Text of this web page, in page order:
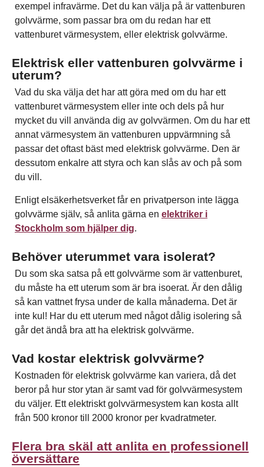
exempel infravärme. Det du kan välja på är vattenburen
golvvärme, som passar bra om du redan har ett
vattenburet värmesystem, eller elektrisk golvvärme.
Elektrisk eller vattenburen golvvärme i
uterum?
Vad du ska välja det har att göra med om du har ett
vattenburet värmesystem eller inte och dels på hur
mycket du vill använda dig av golvvärmen. Om du har ett
annat värmesystem än vattenburen uppvärmning så
passar det oftast bäst med elektrisk golvvärme. Den är
dessutom enkalre att styra och kan slås av och på som
du vill.
Enligt elsäkerhetsverket får en privatperson inte lägga
golvvärme själv, så anlita gärna en elektriker i
Stockholm som hjälper dig.
Behöver uterummet vara isolerat?
Du som ska satsa på ett golvvärme som är vattenburet,
du måste ha ett uterum som är bra isoerat. Är den dålig
så kan vattnet frysa under de kalla månaderna. Det är
inte kul! Har du ett uterum med något dålig isolering så
går det ändå bra att ha elektrisk golvvärme.
Vad kostar elektrisk golvvärme?
Kostnaden för elektrisk golvvärme kan variera, då det
beror på hur stor ytan är samt vad för golvvärmesystem
du väljer. Ett elektriskt golvvärmesystem kan kosta allt
från 500 kronor till 2000 kronor per kvadratmeter.
Flera bra skäl att anlita en professionell
översättare